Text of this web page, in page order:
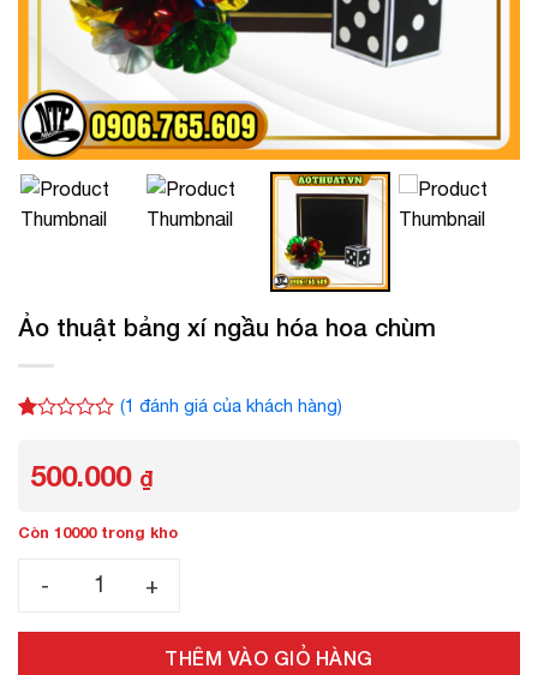
Ảo thuật bảng xí ngầu hóa hoa chùm
đánh
(1 đánh giá của khách hàng)
500.000 ₫
Còn 10000 trong kho
Ảo thuật bảng xí ngầu hóa hoa chùm số lượng
THÊM VÀO GIỎ HÀNG